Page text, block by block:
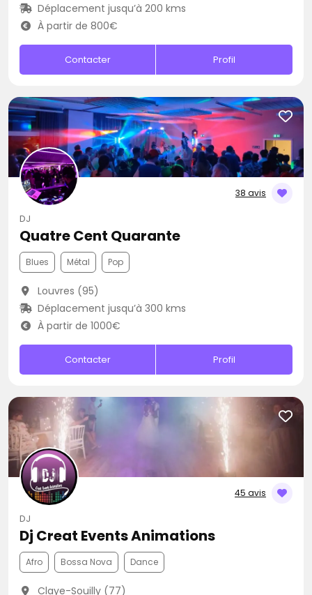
Déplacement jusqu’à 200 kms
À partir de 800€
Contacter Profil
38 avis
DJ
Quatre Cent Quarante
Blues Métal Pop
Louvres (95)
Déplacement jusqu’à 300 kms
À partir de 1000€
Contacter Profil
45 avis
DJ
Dj Creat Events Animations
Afro Bossa Nova Dance
Claye-Souilly (77)